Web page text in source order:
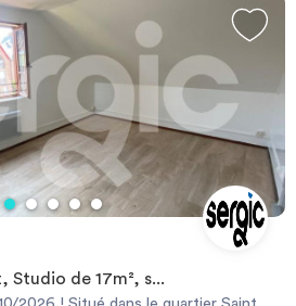
de 17m², s...